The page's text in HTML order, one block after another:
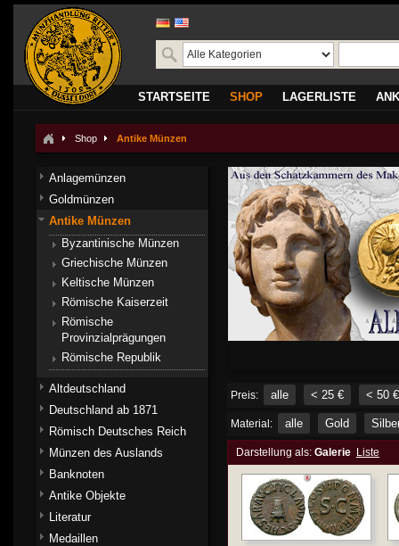
STARTSEITE SHOP LAGERLISTE
Shop Antike Münzen
Preis: alle < 25 € < 50 €
Material: alle Gold
Darstellung als: Galerie Liste
Anlagemünzen
Goldmünzen
Antike Münzen
Byzantinische Münzen
Griechische Münzen
Keltische Münzen
Römische Kaiserzeit
Römische
Provinzialprägungen
Römische Republik
Altdeutschland
Deutschland ab 1871
Römisch Deutsches Reich
Münzen des Auslands
Banknoten
Antike Objekte
Literatur
Medaillen